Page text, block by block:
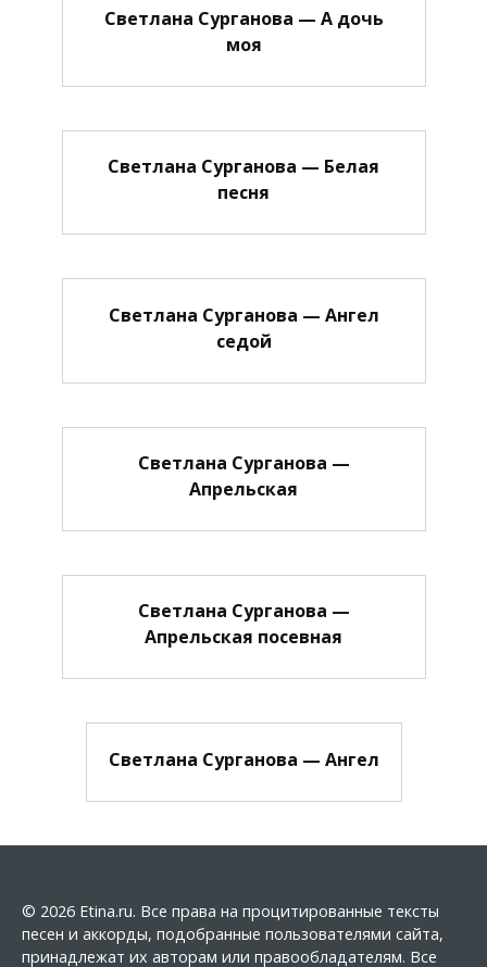
Светлана Сурганова — А дочь
моя
Светлана Сурганова — Белая
песня
Светлана Сурганова — Ангел
седой
Светлана Сурганова —
Апрельская
Светлана Сурганова —
Апрельская посевная
Светлана Сурганова — Ангел
© 2026 Etina.ru. Все права на процитированные тексты
песен и аккорды, подобранные пользователями сайта,
принадлежат их авторам или правообладателям. Все